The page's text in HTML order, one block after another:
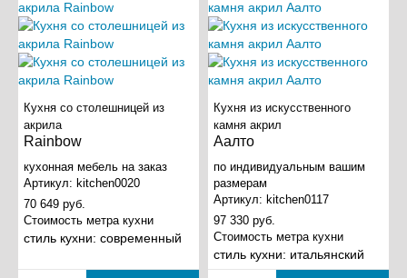
Кухня со столешницей из
акрила
Rainbow
кухонная мебель на заказ
Артикул: kitchen0020
70 649 руб.
Стоимость метра кухни
стиль кухни: современный
Кухня из искусственного
камня акрил
Аалто
по индивидуальным вашим
размерам
Артикул: kitchen0117
97 330 руб.
Стоимость метра кухни
стиль кухни: итальянский